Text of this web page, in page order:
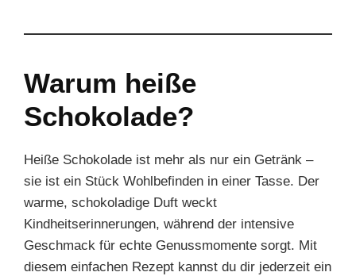
Warum heiße
Schokolade?
Heiße Schokolade ist mehr als nur ein Getränk –
sie ist ein Stück Wohlbefinden in einer Tasse. Der
warme, schokoladige Duft weckt
Kindheitserinnerungen, während der intensive
Geschmack für echte Genussmomente sorgt. Mit
diesem einfachen Rezept kannst du dir jederzeit ein